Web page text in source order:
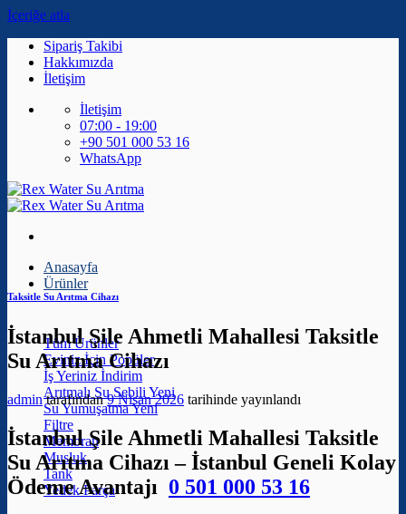
İçeriğe atla
Sipariş Takibi
Hakkımızda
İletişim
İletişim
07:00 - 19:00
+90 501 000 53 16
WhatsApp
Anasayfa
Ürünler
Tüm Ürünler
Eviniz İçin
İş Yeriniz
Arıtmalı Su Sebili
Su Yumuşatma
Filtre
Membran
Musluk
Tank
Yedek Parça
Taksitle Su Arıtma Cihazı
İstanbul Şile Ahmetli Mahallesi Taksitle
Su Arıtma Cihazı
admintarafından 9 Nisan 2026 tarihinde yayınlandı
İstanbul Şile Ahmetli Mahallesi Taksitle
Su Arıtma Cihazı – İstanbul Geneli Kolay
Ödeme Avantajı 0 501 000 53 16